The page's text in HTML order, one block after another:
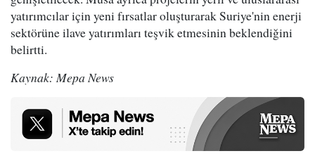
yatırımcılar için yeni fırsatlar oluşturarak Suriye'nin enerji
sektörüne ilave yatırımları teşvik etmesinin beklendiğini
belirtti.
Kaynak: Mepa News